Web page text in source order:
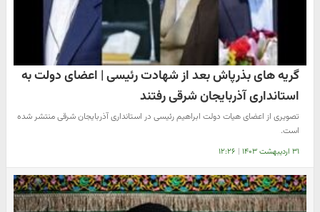
گریه های بذرپاش بعد از شهادت رئیسی | اعضای دولت به
استانداری آذربایجان شرقی رفتند
تصویری از اعضای هیات دولت ابراهیم رئیسی در استانداری آذربایجان شرقی منتشر شده
است.
۳۱ اردیبهشت ۱۴۰۳ | ۱۲:۲۶